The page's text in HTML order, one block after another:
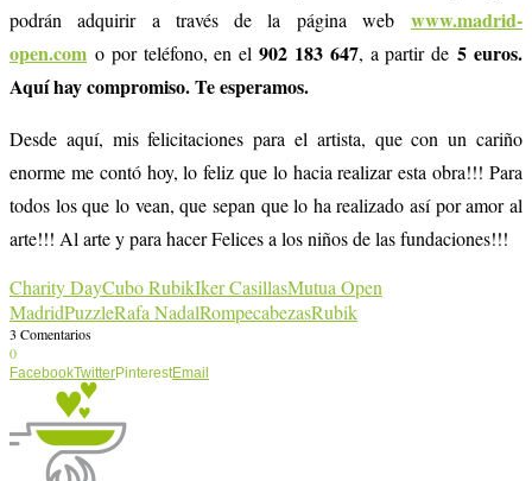
podrán adquirir a través de la página web www.madrid-
open.com o por teléfono, en el902 183 647, a partir de5 euros.
Aquí hay compromiso. Te esperamos.
Desde aquí, mis felicitaciones para el artista, que con un cariño
enorme me contó hoy, lo feliz que lo hacia realizar esta obra!!! Para
todos los que lo vean, que sepan que lo ha realizado así por amor al
arte!!! Al arte y para hacer Felices a los niños de las fundaciones!!!
Charity DayCubo RubikIker CasillasMutua Open
MadridPuzzleRafa NadalRompecabezasRubik
3 Comentarios
0
FacebookTwitterPinterestEmail